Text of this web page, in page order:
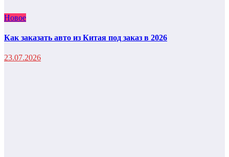
Новое
Как заказать авто из Китая под заказ в 2026
23.07.2026